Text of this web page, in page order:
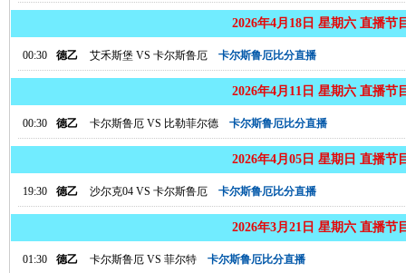
2026年4月18日 星期六 直播节
00:30 德乙 艾禾斯堡 VS 卡尔斯鲁厄 卡尔斯鲁厄比分直播
2026年4月11日 星期六 直播节
00:30 德乙 卡尔斯鲁厄 VS 比勒菲尔德 卡尔斯鲁厄比分直播
2026年4月05日 星期日 直播节
19:30 德乙 沙尔克04 VS 卡尔斯鲁厄 卡尔斯鲁厄比分直播
2026年3月21日 星期六 直播节
01:30 德乙 卡尔斯鲁厄 VS 菲尔特 卡尔斯鲁厄比分直播